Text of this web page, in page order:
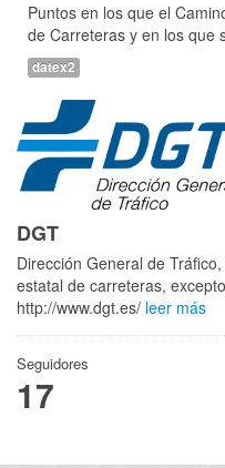
Puntos en los que el
de Carreteras y en los que
datex2
DGT
Dirección General de
estatal de carreteras,
http://www.dgt.es/ leer más
Seguidores
17